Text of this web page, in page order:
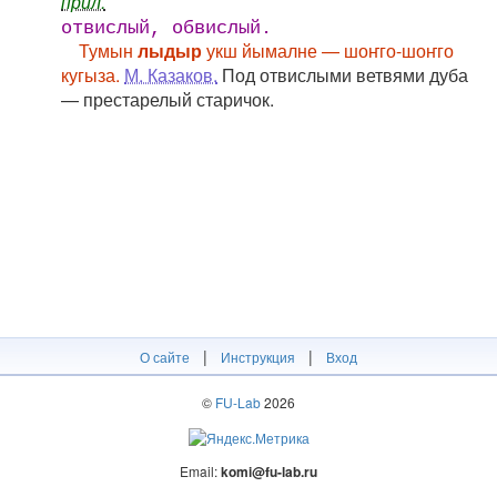
отвислый, обвислый.
Тумын лыдырукш йымалне — шоҥго-шоҥго
кугыза. М. Казаков. Под отвислыми ветвями дуба
— престарелый старичок.
О сайте | Инструкция | Вход
© FU-Lab2026
Email:komi@fu-lab.ru